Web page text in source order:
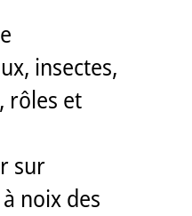
insectes,
rôles et
sur
noix des